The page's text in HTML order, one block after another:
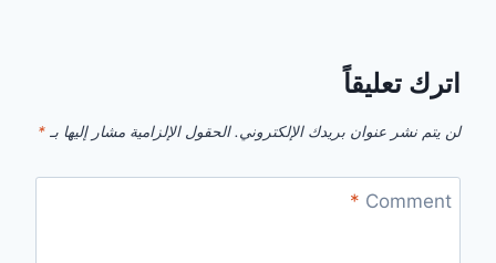
اترك تعليقاً
لن يتم نشر عنوان بريدك الإلكتروني. الحقول الإلزامية مشار إليها بـ *
Comment
*